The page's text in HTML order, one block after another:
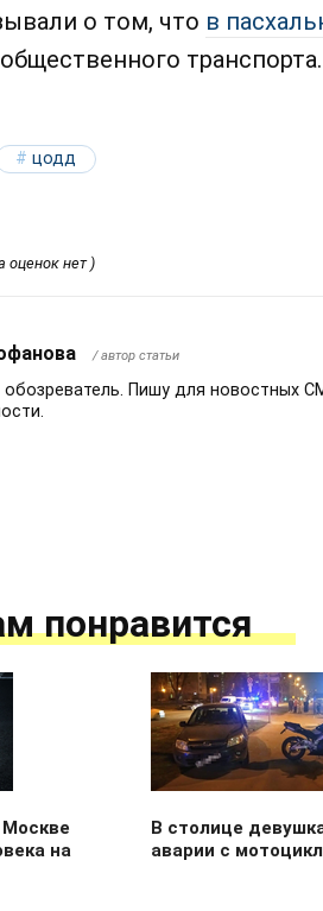
о том, что в
транспорта.
цодд
оценок нет )
/ автор статьи
Пишу для новостных
понравится
на
В столице
аварии с